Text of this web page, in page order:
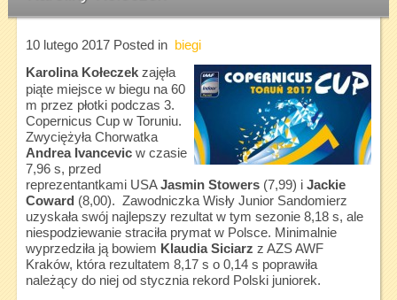
10 lutego 2017Posted in
biegi
Karolina Kołeczekzajęła
piąte miejsce w biegu na 60
m przez płotki podczas 3.
Copernicus Cup w Toruniu.
Zwyciężyła Chorwatka
Andrea Ivancevicw czasie
7,96 s, przed
reprezentantkami USAJasmin Stowers(7,99) i Jackie
Coward (8,00). Zawodniczka Wisły Junior Sandomierz
uzyskała swój najlepszy rezultat w tym sezonie 8,18 s, ale
niespodziewanie straciła prymat w Polsce. Minimalnie
wyprzedziła ją bowiem Klaudia Siciarz z AZS AWF
Kraków, która rezultatem 8,17 s o 0,14 s poprawiła
należący do niej od stycznia rekord Polski juniorek.